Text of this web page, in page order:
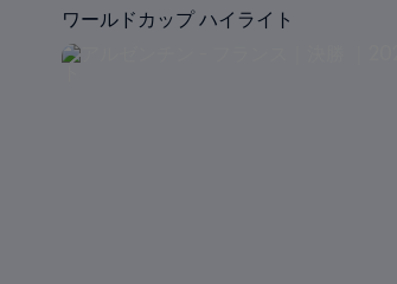
ワールドカップ ハイライト